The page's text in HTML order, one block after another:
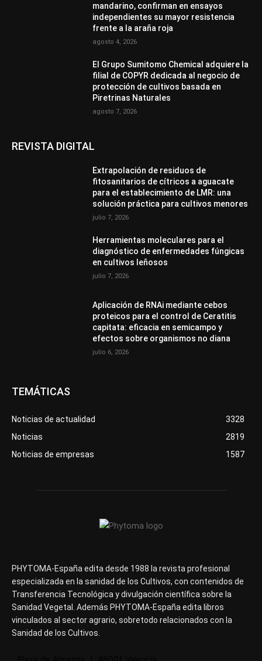
mandarino, confirman en ensayos
independientes su mayor resistencia
frente a la araña roja
agosto 4, 2026
El Grupo Sumitomo Chemical adquiere la
filial de COPYR dedicada al negocio de
protección de cultivos basada en
Piretrinas Naturales
agosto 7, 2026
REVISTA DIGITAL
Extrapolación de residuos de
fitosanitarios de cítricos a aguacate
para el establecimiento de LMR: una
solución práctica para cultivos menores
julio 7, 2026
Herramientas moleculares para el
diagnóstico de enfermedades fúngicas
en cultivos leñosos
julio 7, 2026
Aplicación de RNAi mediante cebos
proteicos para el control de Ceratitis
capitata: eficacia en semicampo y
efectos sobre organismos no diana
julio 6, 2026
TEMÁTICAS
Noticias de actualidad
3328
Noticias
2819
Noticias de empresas
1587
PHYTOMA-España edita desde 1988 la revista profesional
especializada en la sanidad de los Cultivos, con contenidos de
Transferencia Tecnológica y divulgación científica sobre la
Sanidad Vegetal. Además PHYTOMA-España edita libros
vinculados al sector agrario, sobretodo relacionados con la
Sanidad de los Cultivos.